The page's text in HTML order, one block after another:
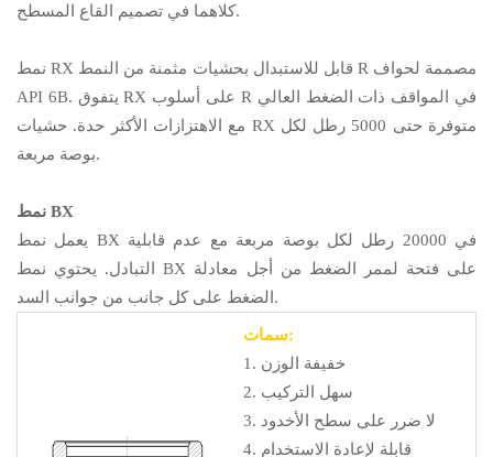
كلاهما في تصميم القاع المسطح.
نمط RX قابل للاستبدال بحشيات مثمنة من النمط R مصممة لحواف
API 6B. يتفوق RX على أسلوب R في المواقف ذات الضغط العالي
مع الاهتزازات الأكثر حدة. حشيات RX متوفرة حتى 5000 رطل لكل
بوصة مربعة.
نمط BX
يعمل نمط BX في 20000 رطل لكل بوصة مربعة مع عدم قابلية
التبادل. يحتوي نمط BX على فتحة لممر الضغط من أجل معادلة
الضغط على كل جانب من جوانب السد.
سمات:
1. خفيفة الوزن
2. سهل التركيب
3. لا ضرر على سطح الأخدود
4. قابلة لإعادة الاستخدام